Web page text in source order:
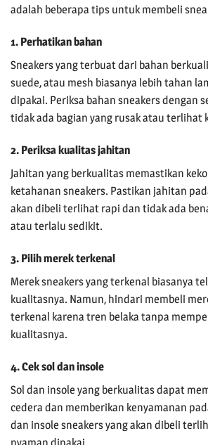
adalah beberapa tips untuk membeli
1. Perhatikan bahan
Sneakers yang terbuat dari bahan
suede, atau mesh biasanya lebih tahan
dipakai. Periksa bahan sneakers dengan
tidak ada bagian yang rusak atau terlihat
2. Periksa kualitas jahitan
Jahitan yang berkualitas memastikan
ketahanan sneakers. Pastikan jahitan
akan dibeli terlihat rapi dan tidak ada
atau terlalu sedikit.
3. Pilih merek terkenal
Merek sneakers yang terkenal biasanya
kualitasnya. Namun, hindari membeli
terkenal karena tren belaka tanpa
kualitasnya.
4. Cek sol dan insole
Sol dan insole yang berkualitas dapat
cedera dan memberikan kenyamanan
dan insole sneakers yang akan dibeli
nyaman dipakai.